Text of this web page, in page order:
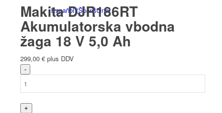
Español(Španščina)
Makita DJR186RT
Akumulatorska vbodna
žaga 18 V 5,0 Ah
299,00 € plus DDV